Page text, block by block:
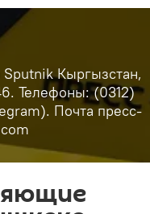
Кыргызстан,
Телефоны: (0312)
Почта пресс-